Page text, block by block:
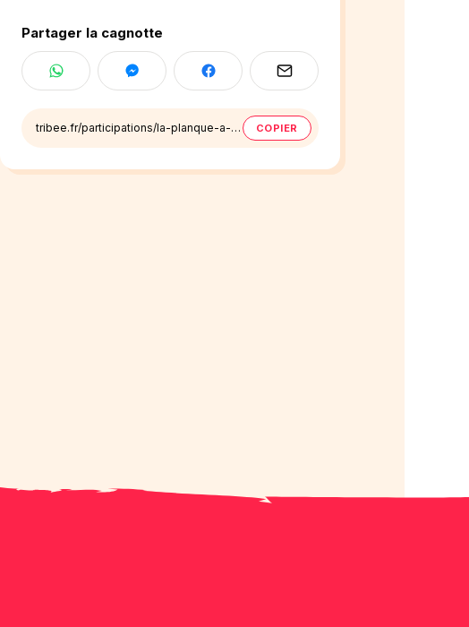
Partager la cagnotte
tribee.fr/participations/la-planque-a-poche-itinerante COPIER